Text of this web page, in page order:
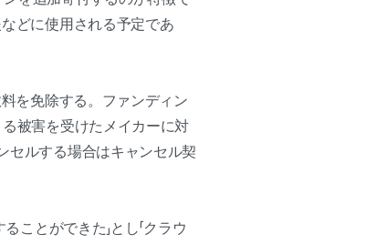
どに使用される予定であ
を免除する。ファンディン
被害を受けたメイカーに対
セルする場合はキャンセル契
とができた」とし「クラウ